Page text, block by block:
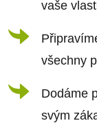
vaše
všechny
Dodáme
svým